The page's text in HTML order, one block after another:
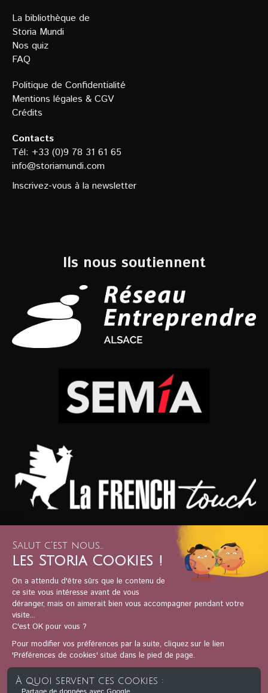
La bibliothèque de
Storia Mundi
Nos quiz
FAQ
Politique de Confidentialité
Mentions légales & CGV
Crédits
Contacts
Tél: +33 (0)9 78 31 61 65
info@storiamundi.com
Inscrivez-vous à la newsletter
Ils nous soutiennent